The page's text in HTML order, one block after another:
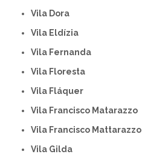
Vila Dora
Vila Eldízia
Vila Fernanda
Vila Floresta
Vila Fláquer
Vila Francisco Matarazzo
Vila Francisco Mattarazzo
Vila Gilda